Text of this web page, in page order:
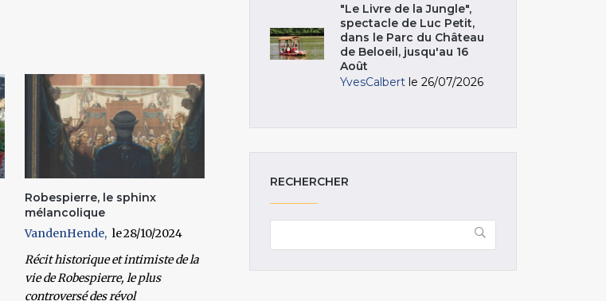
Robespierre, le sphinx
mélancolique
VandenHende
28/10/2024
Récit historique et intimiste de la
vie de Robespierre, le plus
controversé des révol
"Le Livre de la Jungle",
spectacle de Luc Petit,
dans le Parc du Château
de Beloeil, jusqu'au 16
Août
YvesCalbert le 26/07/2026
RECHERCHER